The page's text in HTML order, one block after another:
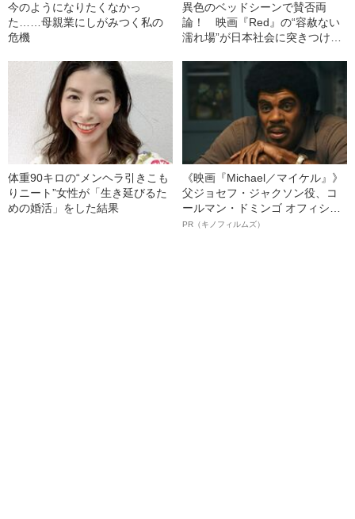
今のようになりたくなかっ
た……母親業にしがみつく私の
危機
異色のベッドシーンで賛否両
論！ 映画『Red』の“容赦ない
濡れ場”が日本社会に突きつけた
体重90キロの“メンヘラ引きこも
りニート”女性が「生き延びるた
めの婚活」をした結果
《映画『Michael／マイケル』》
父ジョセフ・ジャクソン役、コ
ールマン・ドミンゴ オフィシャ
ルインタビュー“観客を魅了した
PR（キノフィルムズ）